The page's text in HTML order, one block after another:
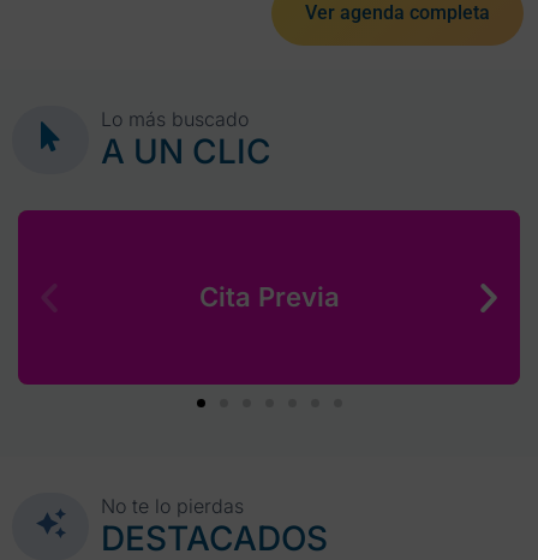
Ver agenda completa
Lo más buscado
A UN CLIC
Cita Previa
No te lo pierdas
DESTACADOS